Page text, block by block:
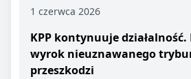
1 czerwca 2026
KPP kontynuuje
wyrok nieuznawanego
przeszkodzi